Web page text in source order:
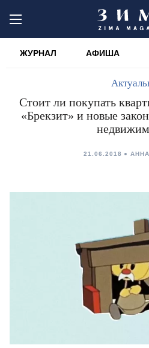
ЖУРНАЛ АФИША
Стоит ли покупать
«Брекзит» и новые
21.06.2018